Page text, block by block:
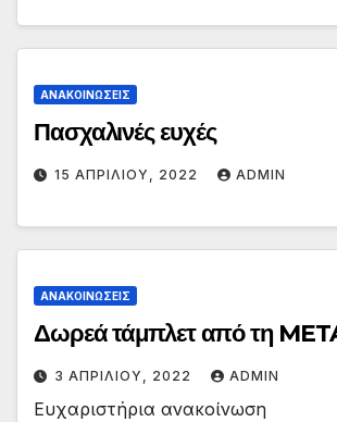
ΑΝΑΚΟΙΝΏΣΕΙΣ
Πασχαλινές ευχές
15 ΑΠΡΙΛΊΟΥ, 2022 ADMIN
ΑΝΑΚΟΙΝΏΣΕΙΣ
Δωρεά τάμπλετ από τη
3 ΑΠΡΙΛΊΟΥ, 2022 ADMIN
Ευχαριστήρια ανακοίνωση